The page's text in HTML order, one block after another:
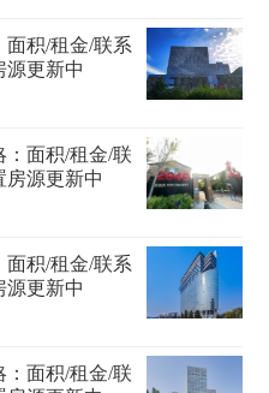
积/租金/联系
源更新中
：面积/租金/联
房源更新中
积/租金/联系
源更新中
面积/租金/联